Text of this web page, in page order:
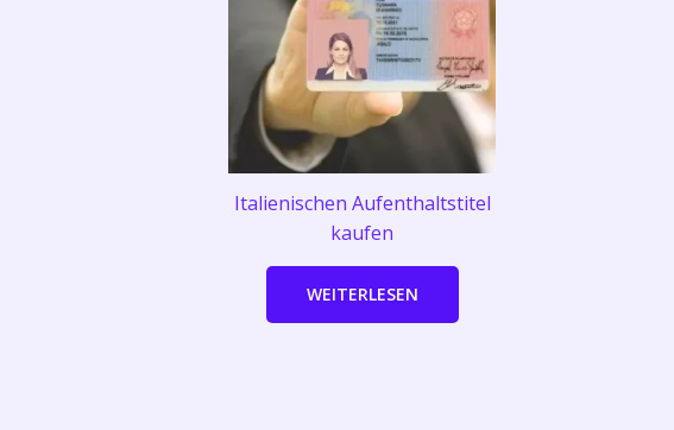
Italienischen Aufenthaltstitel
kaufen
WEITERLESEN